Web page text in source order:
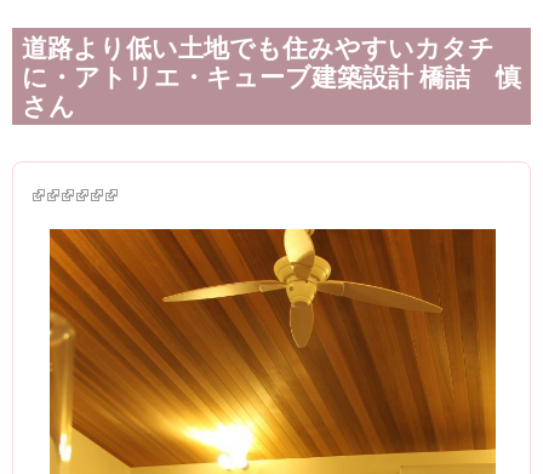
道路より低い土地でも住みやすいカタチ
に・アトリエ・キューブ建築設計 橋詰 慎
さん
(link is external)
(link is external)
(link is external)
(link is external)
(link is external)
(link is external)